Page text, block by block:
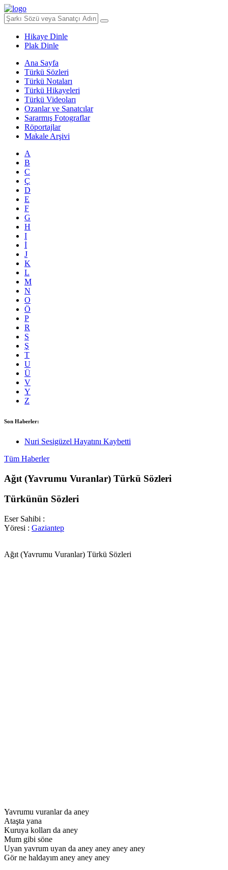
Hikaye Dinle
Plak Dinle
Ana Sayfa
Türkü Sözleri
Türkü Notaları
Türkü Hikayeleri
Türkü Videoları
Ozanlar ve Sanatcılar
Sararmış Fotograflar
Röportajlar
Makale Arşivi
A
B
C
Ç
D
E
F
G
H
I
İ
J
K
L
M
N
O
Ö
P
R
S
Ş
T
U
Ü
V
Y
Z
Son Haberler:
Nuri Sesigüzel Hayatını Kaybetti
Tüm Haberler
Ağıt (Yavrumu Vuranlar) Türkü Sözleri
Türkünün Sözleri
Eser Sahibi :
Yöresi : Gaziantep
Ağıt (Yavrumu Vuranlar) Türkü Sözleri
Yavrumu vuranlar da aney
Ataşta yana
Kuruya kolları da aney
Mum gibi söne
Uyan yavrum uyan da aney aney aney aney
Gör ne haldayım aney aney aney